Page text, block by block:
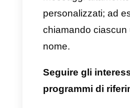
1) Creare un
distinguere